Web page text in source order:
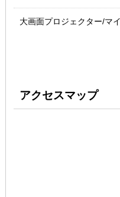
大画面プロジェクター/マ
アクセスマップ